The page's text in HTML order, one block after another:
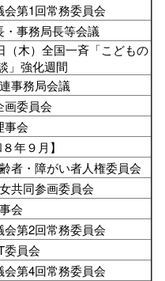
会第1回常務委員会
・事務局長等会議
（木）全国一斉「こどもの
」強化週間
事務局会議
画委員会
事会
８年９月】
者・障がい者人権委員会
共同参画委員会
会
会第2回常務委員会
委員会
会第4回常務委員会